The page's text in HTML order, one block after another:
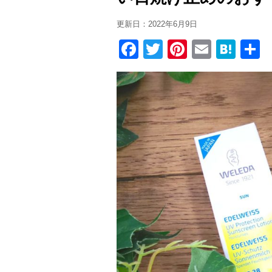
更新日： 2022年6月9日
F
a
c
e
b
o
o
k
T
wi
tt
er
Pi
nt
er
e
st
E
m
ail
H
at
n
a